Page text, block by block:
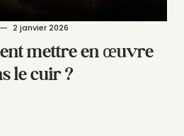
2 janvier 2026
mettre en œuvre
le cuir ?